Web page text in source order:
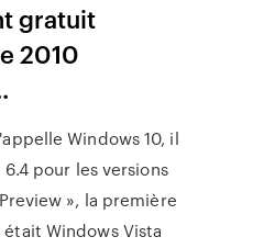
gratuit
2010
Windows 10, il
pour les versions
», la première
Windows Vista